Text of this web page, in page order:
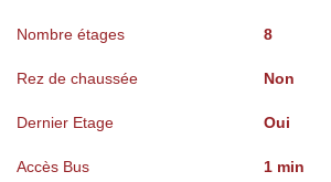
Nombre étages 8
Rez de chaussée Non
Dernier Etage Oui
Accès Bus 1 min